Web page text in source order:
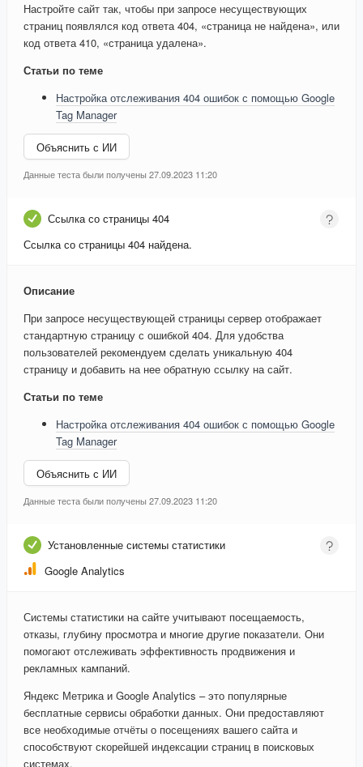
Настройте сайт так, чтобы при запросе несуществующих
страниц появлялся код ответа 404, «страница не найдена», или
код ответа 410, «страница удалена».
Статьи по теме
Настройка отслеживания 404 ошибок с помощью Google
Tag Manager
Объяснить с ИИ
Данные теста были получены 27.09.2023 11:20
Ссылка со страницы 404
Ссылка со страницы 404 найдена.
Описание
При запросе несуществующей страницы сервер отображает
стандартную страницу с ошибкой 404. Для удобства
пользователей рекомендуем сделать уникальную 404
страницу и добавить на нее обратную ссылку на сайт.
Статьи по теме
Настройка отслеживания 404 ошибок с помощью Google
Tag Manager
Объяснить с ИИ
Данные теста были получены 27.09.2023 11:20
Установленные системы статистики
Google Analytics
Системы статистики на сайте учитывают посещаемость,
отказы, глубину просмотра и многие другие показатели. Они
помогают отслеживать эффективность продвижения и
рекламных кампаний.
Яндекс Метрика и Google Analytics – это популярные
бесплатные сервисы обработки данных. Они предоставляют
все необходимые отчёты о посещениях вашего сайта и
способствуют скорейшей индексации страниц в поисковых
системах.